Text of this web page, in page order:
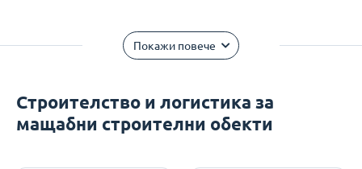
Покажи повече
Строителство и логистика за
мащабни строителни обекти